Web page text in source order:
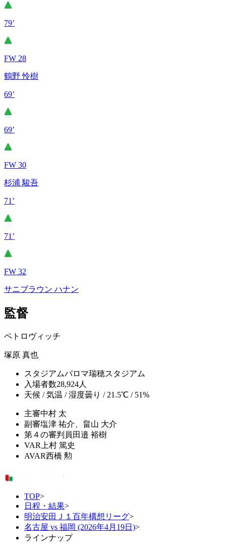
79’
FW 28
鶴野 怜樹
69’
69’
FW 30
杉浦 駿吾
71’
71’
FW 32
サニブラウン ハナン
監督
ペトロヴィッチ
塚原 真也
スタジアムパロマ瑞穂スタジアム
入場者数28,924人
天候 / 気温 / 湿度曇り / 21.5℃ / 51%
主審中村 太
副審塩津 祐介、畠山 大介
第４の審判員 田邉 裕樹
VAR 上村 篤史
AVAR西橋 勲
TOP>
日程・結果>
明治安田Ｊ１百年構想リーグ>
名古屋 vs 福岡 (2026年4月19日)>
ラインナップ